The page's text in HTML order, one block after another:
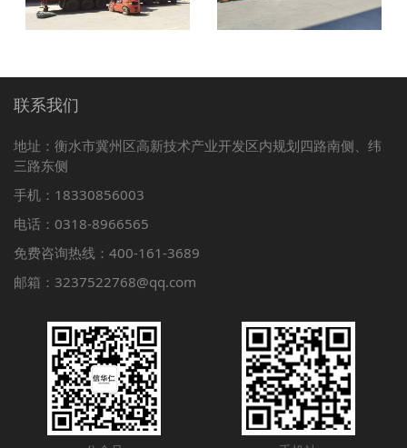
联系我们
地址：衡水市冀州区高新技术产业开发区内规划四路南侧、纬
三路东侧
手机：18330856003
电话：0318-8966565
免费咨询热线：400-161-3689
邮箱：3237522768@qq.com